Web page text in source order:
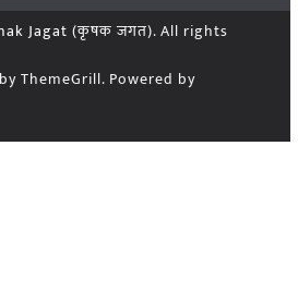
Jagat (कृषक जगत). All rights
by ThemeGrill. Powered by